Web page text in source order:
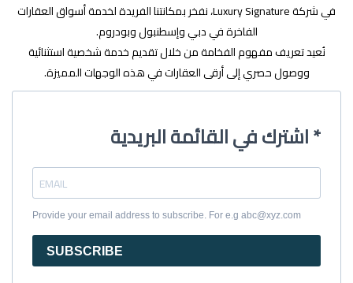
في شركة Luxury Signature، نفخر بمكانتنا الفريدة لخدمة أسواق العقارات
الفاخرة في دبي وإسطنبول وبودروم.
نُعيد تعريف مفهوم الفخامة من خلال تقديم خدمة شخصية استثنائية
ووصول حصري إلى أرقى العقارات في هذه الوجهات المميزة.
اشترك في القائمة البريدية *
Provide your email address to subscribe. For e.g abc@xyz.com
SUBSCRIBE